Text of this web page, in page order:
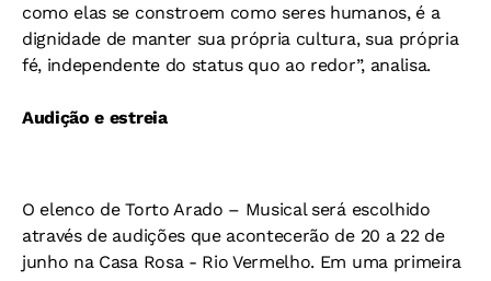
como elas se constroem como seres humanos, é a
dignidade de manter sua própria cultura, sua própria
fé, independente do status quo ao redor”, analisa.
Audição e estreia
O elenco de Torto Arado – Musical será escolhido
através de audições que acontecerão de 20 a 22 de
junho na Casa Rosa - Rio Vermelho. Em uma primeira